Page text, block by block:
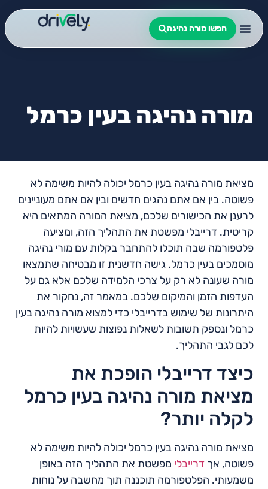
חפשו מורה נהיגה
מורה נהיגה בעין כרמל
מציאת מורה נהיגה בעין כרמל יכולה להיות משימה לא
פשוטה. בין אם אתם נהגים חדשים ובין אם אתם מעוניינים
לרענן את הכישורים שלכם, מציאת המורה המתאים היא
קריטית. דרייבלי מפשטת את התהליך הזה, ומציעה
פלטפורמה שבה תוכלו להתחבר בקלות עם מורי נהיגה
מוסמכים בעין כרמל. גישה חדשנית זו מבטיחה שתמצאו
מורה שעונה לא רק על צרכי הלמידה שלכם אלא גם על
העדפות הזמן והמיקום שלכם. במאמר זה, נחקור את
היתרונות של שימוש בדרייבלי כדי למצוא מורה נהיגה בעין
כרמל ונספק תשובות לשאלות נפוצות שעשויות להיות
לכם לגבי התהליך.
כיצד דרייבלי הופכת את
מציאת מורה נהיגה בעין כרמל
לקלה יותר?
מציאת מורה נהיגה בעין כרמל יכולה להיות משימה לא
פשוטה, אך דרייבלי מפשטת את התהליך הזה באופן
משמעותי. הפלטפורמה תוכננה תוך מחשבה על נוחות